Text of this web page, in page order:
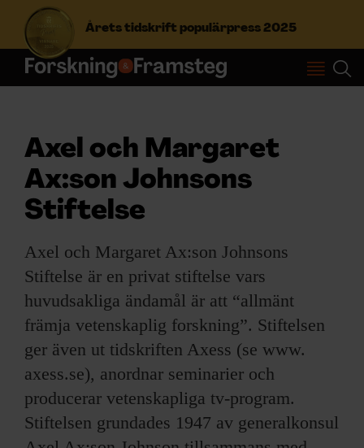
Årets tidskrift populärpress 2025
S
f
t
e
r
Prenumerera
NYHETSBREV
ÄMNEN
ARKIV & E-TIDNING
LYSSNA/PODD
Axel och Margaret
Ax:son Johnsons
Stiftelse
Axel och Margaret Ax:son Johnsons
Stiftelse är en privat stiftelse vars
huvudsakliga ändamål är att “allmänt
främja vetenskaplig forskning”. Stiftelsen
ger även ut tidskriften Axess (se www.
axess.se), anordnar seminarier och
producerar vetenskapliga tv-program.
Stiftelsen grundades 1947 av generalkonsul